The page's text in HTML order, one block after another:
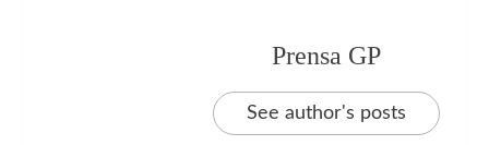
Prensa GP
See author's posts